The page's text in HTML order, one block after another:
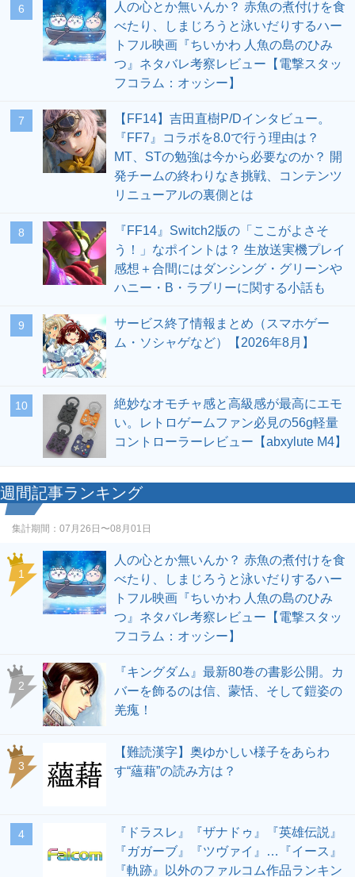
6
人の心とか無いんか？ 赤魚の煮付けを食
べたり、しまじろうと泳いだりするハー
トフル映画『ちいかわ 人魚の島のひみ
つ』ネタバレ考察レビュー【電撃スタッ
フコラム：オッシー】
7
【FF14】吉田直樹P/Dインタビュー。
『FF7』コラボを8.0で行う理由は？
MT、STの勉強は今から必要なのか？ 開
発チームの終わりなき挑戦、コンテンツ
リニューアルの裏側とは
8
『FF14』Switch2版の「ここがよさそ
う！」なポイントは？ 生放送実機プレイ
感想＋合間にはダンシング・グリーンや
ハニー・B・ラブリーに関する小話も
9
サービス終了情報まとめ（スマホゲー
ム・ソシャゲなど）【2026年8月】
10
絶妙なオモチャ感と高級感が最高にエモ
い。レトロゲームファン必見の56g軽量
コントローラーレビュー【abxylute M4】
週間記事ランキング
集計期間： 07月26日〜08月01日
1
人の心とか無いんか？ 赤魚の煮付けを食
べたり、しまじろうと泳いだりするハー
トフル映画『ちいかわ 人魚の島のひみ
つ』ネタバレ考察レビュー【電撃スタッ
フコラム：オッシー】
2
『キングダム』最新80巻の書影公開。カ
バーを飾るのは信、蒙恬、そして鎧姿の
羌瘣！
3
【難読漢字】奥ゆかしい様子をあらわ
す“蘊藉”の読み方は？
4
『ドラスレ』『ザナドゥ』『英雄伝説』
『ガガーブ』『ツヴァイ』…『イース』
『軌跡』以外のファルコム作品ランキン